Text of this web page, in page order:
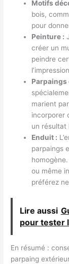
Motifs
bois,
pour
Peinture :
créer un
peindre
Parpaings
marient
incorporer
un résultat
Enduit :
parpaings
ou même
préférez
Lire aussi
pour tester
En résumé :
parpaing